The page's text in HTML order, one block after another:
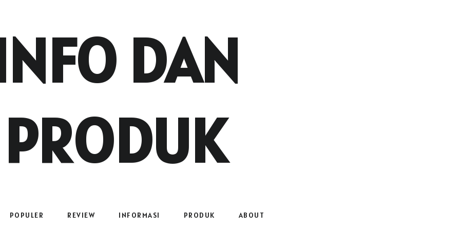
DAN
PRODUK
POPULER REVIEW INFORMASI PRODUK ABOUT